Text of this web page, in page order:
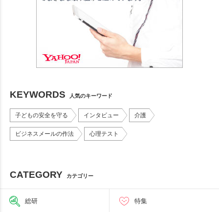
KEYWORDS 人気のキーワード
子どもの安全を守る インタビュー 介護
ビジネスメールの作法 心理テスト
CATEGORY カテゴリー
総研 特集